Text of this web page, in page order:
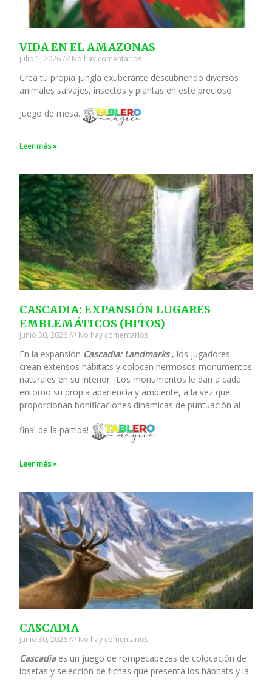
VIDA EN EL AMAZONAS
julio 1, 2026 No hay comentarios
Crea tu propia jungla exuberante descubriendo diversos
animales salvajes, insectos y plantas en este precioso
juego de mesa.
Leer más »
CASCADIA: EXPANSIÓN LUGARES
EMBLEMÁTICOS (HITOS)
junio 30, 2026 No hay comentarios
En la expansión Cascadia: Landmarks, los jugadores
crean extensos hábitats y colocan hermosos monumentos
naturales en su interior. ¡Los monumentos le dan a cada
entorno su propia apariencia y ambiente, a la vez que
proporcionan bonificaciones dinámicas de puntuación al
final de la partida!
Leer más »
CASCADIA
junio 30, 2026 No hay comentarios
Cascadiaes un juego de rompecabezas de colocación de
losetas y selección de fichas que presenta los hábitats y la